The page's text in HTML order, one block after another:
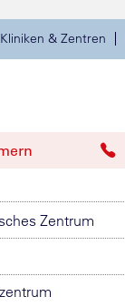
Kliniken & Zentren
Zentrum